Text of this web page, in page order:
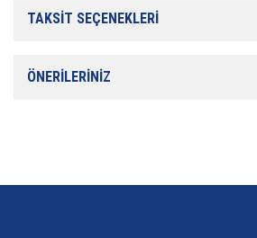
TAKSİT SEÇENEKLERİ
ÖNERİLERİNİZ